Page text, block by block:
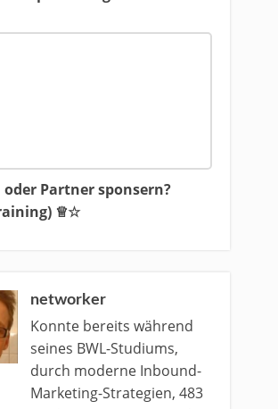
oder Partner sponsern?
♕☆
networker
Konnte bereits während
seines BWL-Studiums,
durch moderne Inbound-
Marketing-Strategien, 483